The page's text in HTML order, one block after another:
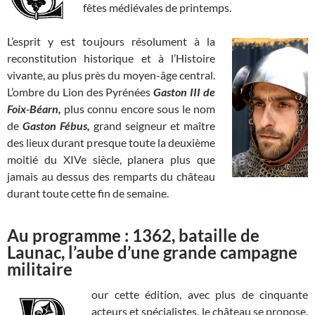
fêtes médiévales de printemps.
L’esprit y est toujours résolument à la
reconstitution historique et à l’Histoire
vivante, au plus près du moyen-âge central.
L’ombre du Lion des PyrénéesGaston III de
Foix-Béarn, plus connu encore sous le nom
de Gaston Fébus, grand seigneur et maître
des lieux durant presque toute la deuxième
moitié du XIVe siècle, planera plus que
jamais au dessus des remparts du château
durant toute cette fin de semaine.
Au programme : 1362, bataille de
Launac, l’aube d’une grande campagne
militaire
our cette édition, avec plus de cinquante
acteurs et spécialistes, le château se propose,